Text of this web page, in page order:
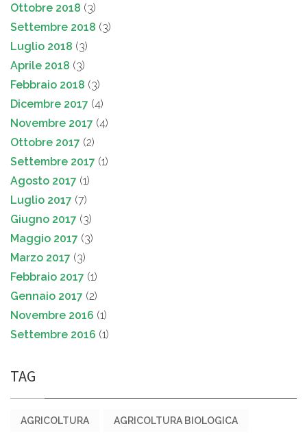
Ottobre 2018 (3)
Settembre 2018 (3)
Luglio 2018 (3)
Aprile 2018 (3)
Febbraio 2018 (3)
Dicembre 2017 (4)
Novembre 2017 (4)
Ottobre 2017 (2)
Settembre 2017 (1)
Agosto 2017 (1)
Luglio 2017 (7)
Giugno 2017 (3)
Maggio 2017 (3)
Marzo 2017 (3)
Febbraio 2017 (1)
Gennaio 2017 (2)
Novembre 2016 (1)
Settembre 2016 (1)
TAG
AGRICOLTURA AGRICOLTURA BIOLOGICA